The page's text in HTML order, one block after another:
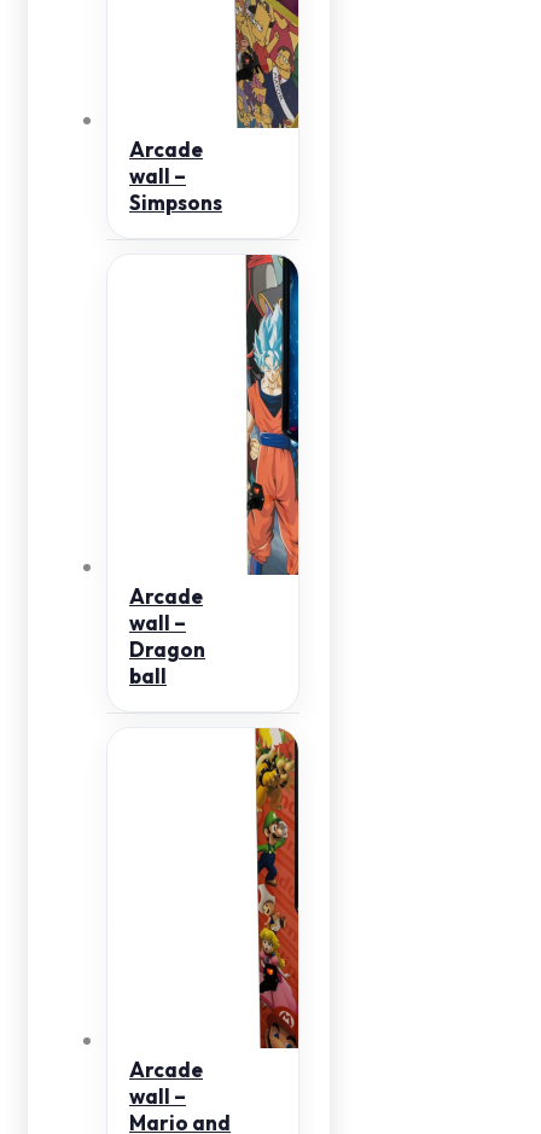
Arcade
wall –
Simpsons
Arcade
wall –
Dragon
ball
Arcade
wall –
Mario and